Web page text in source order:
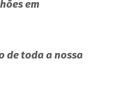
em
de toda a nossa